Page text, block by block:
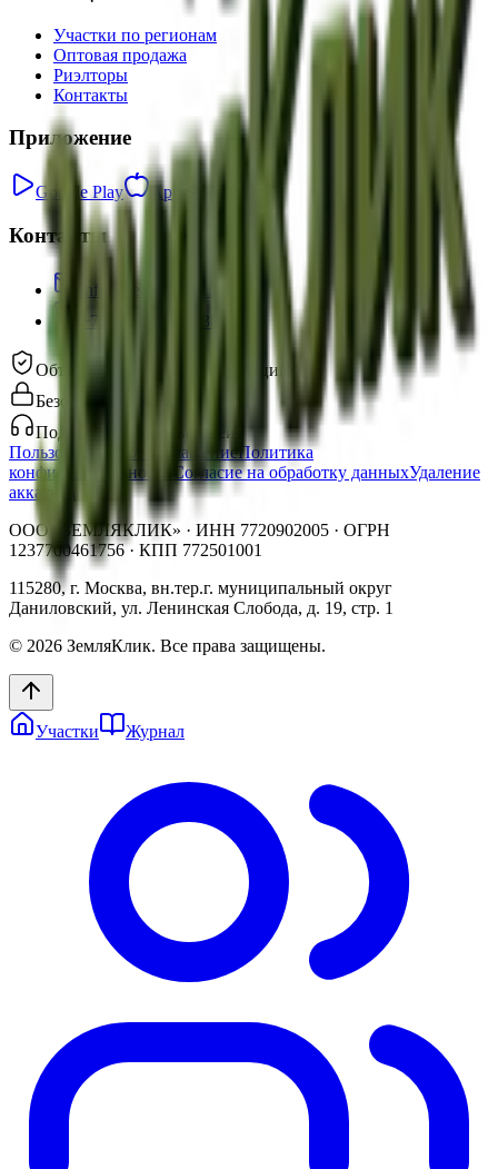
Участки по регионам
Оптовая продажа
Риэлторы
Контакты
Приложение
Google Play App Store
Контакты
info@zemlyaclick.ru
+7 (925) 715-46-38
Объявления проходят модерацию
Безопасное общение
Поддержка пользователей
Пользовательское соглашениеПолитика
конфиденциальности Согласие на обработку данныхУдаление
аккаунта
ООО «ЗЕМЛЯКЛИК» · ИНН 7720902005 · ОГРН
1237700461756· КПП 772501001
115280, г. Москва, вн.тер.г. муниципальный округ
Даниловский, ул. Ленинская Слобода, д. 19, стр. 1
© 2026 ЗемляКлик. Все права защищены.
Участки Журнал